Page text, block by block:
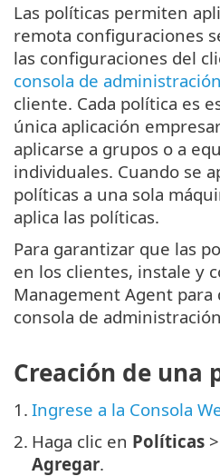
Las políticas permiten
remota configuraciones
las configuraciones del
consola de administración
cliente. Cada política es
única aplicación
aplicarse a grupos o a
individuales. Cuando se
políticas a una sola
aplica las políticas.
Para garantizar que las
en los clientes, instale y
Management Agent para
consola de
Creación de una
1. Ingrese a la Consola
2. Haga clic en Políticas >
Agregar.